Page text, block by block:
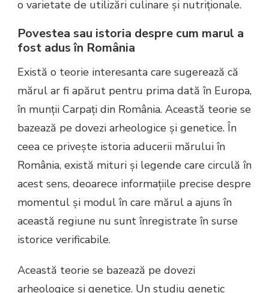
o varietate de utilizări culinare și nutriționale.
Povestea sau istoria despre cum marul a
fost adus în România
Există o teorie interesanta care sugerează că
mărul ar fi apărut pentru prima dată în Europa,
în munții Carpați din România. Această teorie se
bazează pe dovezi arheologice și genetice. În
ceea ce privește istoria aducerii mărului în
România, există mituri și legende care circulă în
acest sens, deoarece informațiile precise despre
momentul și modul în care mărul a ajuns în
această regiune nu sunt înregistrate în surse
istorice verificabile.
Această teorie se bazează pe dovezi
arheologice și genetice. Un studiu genetic